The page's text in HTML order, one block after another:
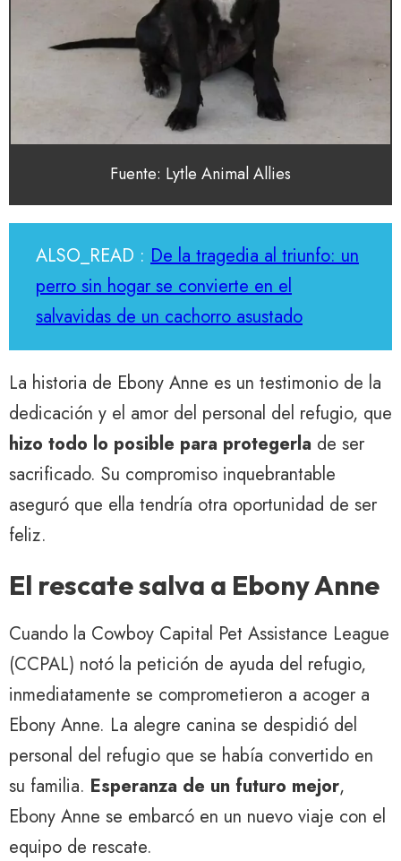
Fuente: Lytle Animal Allies
ALSO_READ : De la tragedia al triunfo: un
perro sin hogar se convierte en el
salvavidas de un cachorro asustado
La historia de Ebony Anne es un testimonio de la
dedicación y el amor del personal del refugio, que
hizo todo lo posible para protegerla de ser
sacrificado. Su compromiso inquebrantable
aseguró que ella tendría otra oportunidad de ser
feliz.
El rescate salva a Ebony Anne
Cuando la Cowboy Capital Pet Assistance League
(CCPAL) notó la petición de ayuda del refugio,
inmediatamente se comprometieron a acoger a
Ebony Anne. La alegre canina se despidió del
personal del refugio que se había convertido en
su familia. Esperanza de un futuro mejor,
Ebony Anne se embarcó en un nuevo viaje con el
equipo de rescate.